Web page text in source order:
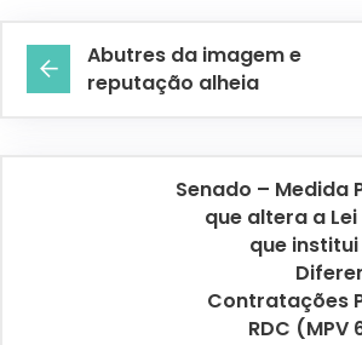
Abutres da imagem e
reputação alheia
Senado – Medida
que altera a Lei
que
Contratações
RDC (MPV